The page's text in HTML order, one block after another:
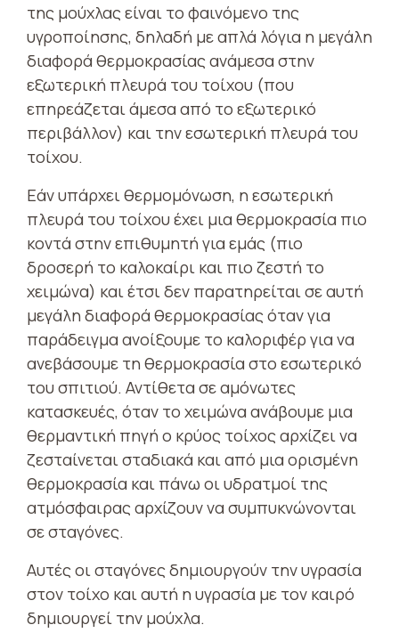
της μούχλας είναι το φαινόμενο της
υγροποίησης, δηλαδή με απλά λόγια η μεγάλη
διαφορά θερμοκρασίας ανάμεσα στην
εξωτερική πλευρά του τοίχου (που
επηρεάζεται άμεσα από το εξωτερικό
περιβάλλον) και την εσωτερική πλευρά του
τοίχου.
Εάν υπάρχει θερμομόνωση, η εσωτερική
πλευρά του τοίχου έχει μια θερμοκρασία πιο
κοντά στην επιθυμητή για εμάς (πιο
δροσερή το καλοκαίρι και πιο ζεστή το
χειμώνα) και έτσι δεν παρατηρείται σε αυτή
μεγάλη διαφορά θερμοκρασίας όταν για
παράδειγμα ανοίξουμε το καλοριφέρ για να
ανεβάσουμε τη θερμοκρασία στο εσωτερικό
του σπιτιού. Αντίθετα σε αμόνωτες
κατασκευές, όταν το χειμώνα ανάβουμε μια
θερμαντική πηγή ο κρύος τοίχος αρχίζει να
ζεσταίνεται σταδιακά και από μια ορισμένη
θερμοκρασία και πάνω οι υδρατμοί της
ατμόσφαιρας αρχίζουν να συμπυκνώνονται
σε σταγόνες.
Αυτές οι σταγόνες δημιουργούν την υγρασία
στον τοίχο και αυτή η υγρασία με τον καιρό
δημιουργεί την μούχλα.